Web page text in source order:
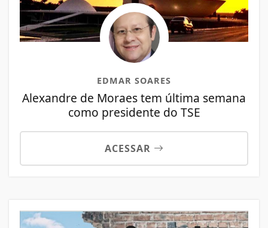
EDMAR SOARES
Alexandre de Moraes tem última semana
como presidente do TSE
ACESSAR